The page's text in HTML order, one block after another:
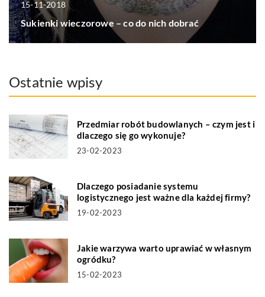
15-11-2018
Sukienki wieczorowe – co do nich dobrać
Ostatnie wpisy
Przedmiar robót budowlanych – czym jest i
dlaczego się go wykonuje?
23-02-2023
Dlaczego posiadanie systemu
logistycznego jest ważne dla każdej firmy?
19-02-2023
Jakie warzywa warto uprawiać w własnym
ogródku?
15-02-2023